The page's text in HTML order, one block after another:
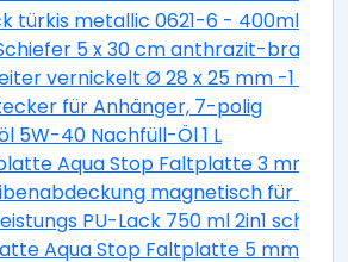
türkis metallic 0621-6 - 400ml
5 x 30 cm anthrazit-braun
vernickelt Ø 28 x 25 mm -1
für Anhänger, 7-polig
5W-40 Nachfüll-Öl 1 L
Aqua Stop Faltplatte 3 mm
magnetisch für
PU-Lack 750 ml 2in1
Aqua Stop Faltplatte 5 mm